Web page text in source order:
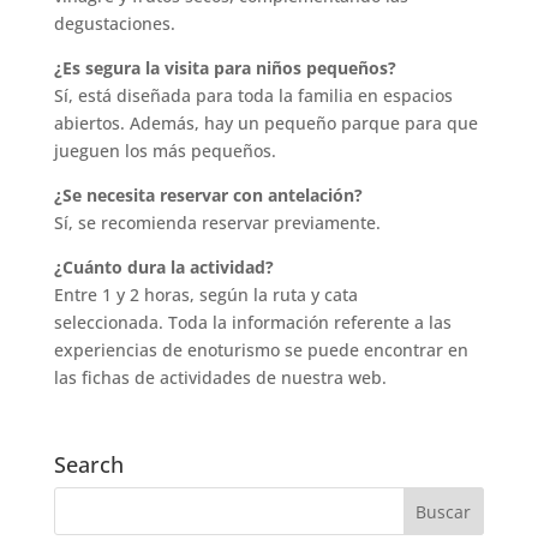
degustaciones.
¿Es segura la visita para niños pequeños?
Sí, está diseñada para toda la familia en espacios
abiertos. Además, hay un pequeño parque para que
jueguen los más pequeños.
¿Se necesita reservar con antelación?
Sí, se recomienda reservar previamente.
¿Cuánto dura la actividad?
Entre 1 y 2 horas, según la ruta y cata
seleccionada. Toda la información referente a las
experiencias de enoturismo se puede encontrar en
las fichas de actividades de nuestra web.
Search